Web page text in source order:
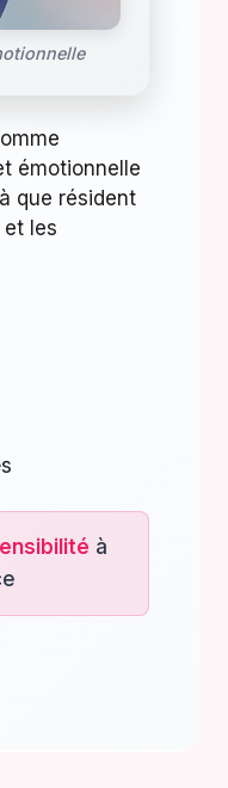
émotionnelle
que résident
et les
à